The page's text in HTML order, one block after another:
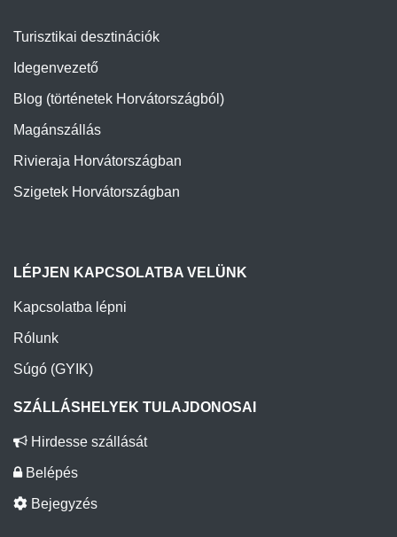
Turisztikai desztinációk
Idegenvezető
Blog (történetek Horvátországból)
Magánszállás
Rivieraja Horvátországban
Szigetek Horvátországban
LÉPJEN KAPCSOLATBA VELÜNK
Kapcsolatba lépni
Rólunk
Súgó (GYIK)
SZÁLLÁSHELYEK TULAJDONOSAI
Hirdesse szállását
Belépés
Bejegyzés